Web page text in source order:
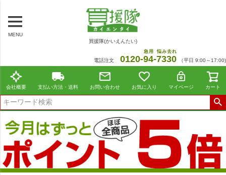
MENU
買援隊(かいえんたい)
電話注文 0120-94
急用
-7330
悩み去れ
（平日 9:00～17:00)
会社概要 支払い方法・送料 お問い合わせ お気に入り マイページ カート